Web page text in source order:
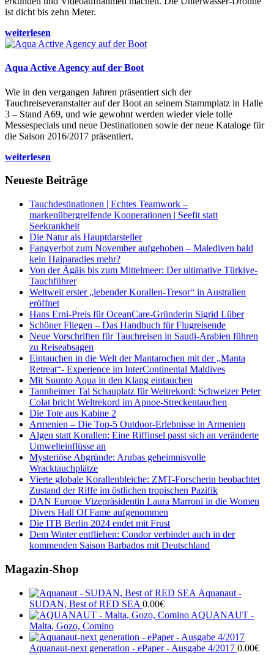
ist dicht bis zehn Meter.
weiterlesen
Aqua Active Agency auf der Boot
Wie in den vergangen Jahren präsentiert sich der
Tauchreiseveranstalter auf der Boot an seinem Stammplatz in Halle
3 – Stand A69, und wie gewohnt werden wieder viele tolle
Messespecials und neue Destinationen sowie der neue Kataloge für
die Saison 2016/2017 präsentiert.
weiterlesen
Neueste Beiträge
Tauchdestinationen | Echtes Teamwork –
markenübergreifende Kooperationen | Seefit statt
Seekrankheit
Die Natur als Hauptdarsteller
Fangverbot zum November aufgehoben – Malediven bald
kein Haiparadies mehr?
Von der Ägäis bis zum Mittelmeer: Der ultimative Türkiye-
Tauchführer
Weltweit erster „lebender Korallen-Tresor“ in Australien
eröffnet
Hans Erni-Preis für OceanCare-Gründerin Sigrid Lüber
Schöner Fliegen – Das Handbuch für Flugreisende
Neue Vorschriften für Tauchreisen in Saudi-Arabien führen
zu Reiseabsagen
Eintauchen in die Welt der Mantarochen mit der „Manta
Retreat“- Experience im InterContinental Maldives
Mit Suunto Aqua in den Klang eintauchen
Tannheimer Tal Schauplatz für Weltrekord: Schweizer Peter
Colat bricht Weltrekord im Apnoe-Streckentauchen
Die Tote aus Kabine 2
Armenien – Die Top-5 Outdoor-Erlebnisse in Armenien
Algen statt Korallen: Eine Riffinsel passt sich an veränderte
Umwelteinflüsse an
Mysteriöse Abgründe: Arubas geheimnisvolle
Wracktauchplätze
Vierte globale Korallenbleiche: ZMT-Forscherin beobachtet
Zustand der Riffe im östlichen tropischen Pazifik
DAN Europe Vizepräsidentin Laura Marroni in die Women
Divers Hall Of Fame aufgenommen
Die ITB Berlin 2024 endet mit Frust
Dem Winter entfliehen: Condor verbindet auch in der
kommenden Saison Barbados mit Deutschland
Magazin-Shop
Aquanaut -
SUDAN, Best of RED SEA 0.00€
AQUANAUT -
Malta, Gozo, Comino
Aquanaut-next generation - ePaper - Ausgabe 4/2017 0.00€